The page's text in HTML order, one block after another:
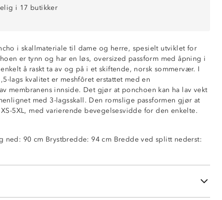
i 17 butikker
i skallmateriale til dame og herre, spesielt utviklet for
er tynn og har en løs, oversized passform med åpning i
å raskt ta av og på i et skiftende, norsk sommervær. I
lags kvalitet er meshfôret erstattet med en
membranens innside. Det gjør at ponchoen kan ha lav vekt
med 3-lagsskall. Den romslige passformen gjør at
XS-5XL, med varierende bevegelsesvidde for den enkelte.
ned: 90 cm Brystbredde: 94 cm Bredde ved splitt nederst:
vannsøyle)
sidene
i ermeåpningene